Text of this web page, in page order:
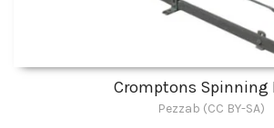
Cromptons Spinning
Pezzab (CC BY-SA)